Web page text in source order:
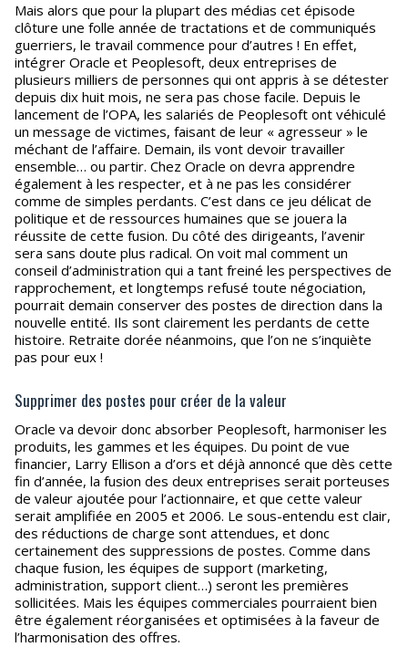
Mais alors que pour la plupart des médias cet épisode
clôture une folle année de tractations et de communiqués
guerriers, le travail commence pour d’autres ! En effet,
intégrer Oracle et Peoplesoft, deux entreprises de
plusieurs milliers de personnes qui ont appris à se détester
depuis dix huit mois, ne sera pas chose facile. Depuis le
lancement de l’OPA, les salariés de Peoplesoft ont véhiculé
un message de victimes, faisant de leur « agresseur » le
méchant de l’affaire. Demain, ils vont devoir travailler
ensemble… ou partir. Chez Oracle on devra apprendre
également à les respecter, et à ne pas les considérer
comme de simples perdants. C’est dans ce jeu délicat de
politique et de ressources humaines que se jouera la
réussite de cette fusion. Du côté des dirigeants, l’avenir
sera sans doute plus radical. On voit mal comment un
conseil d’administration qui a tant freiné les perspectives de
rapprochement, et longtemps refusé toute négociation,
pourrait demain conserver des postes de direction dans la
nouvelle entité. Ils sont clairement les perdants de cette
histoire. Retraite dorée néanmoins, que l’on ne s’inquiète
pas pour eux !
Supprimer des postes pour créer de la valeur
Oracle va devoir donc absorber Peoplesoft, harmoniser les
produits, les gammes et les équipes. Du point de vue
financier, Larry Ellison a d’ors et déjà annoncé que dès cette
fin d’année, la fusion des deux entreprises serait porteuses
de valeur ajoutée pour l’actionnaire, et que cette valeur
serait amplifiée en 2005 et 2006. Le sous-entendu est clair,
des réductions de charge sont attendues, et donc
certainement des suppressions de postes. Comme dans
chaque fusion, les équipes de support (marketing,
administration, support client…) seront les premières
sollicitées. Mais les équipes commerciales pourraient bien
être également réorganisées et optimisées à la faveur de
l’harmonisation des offres.